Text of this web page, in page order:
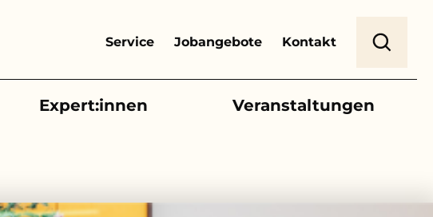
Service Jobangebote Kontakt
Expert:innen Veranstaltungen